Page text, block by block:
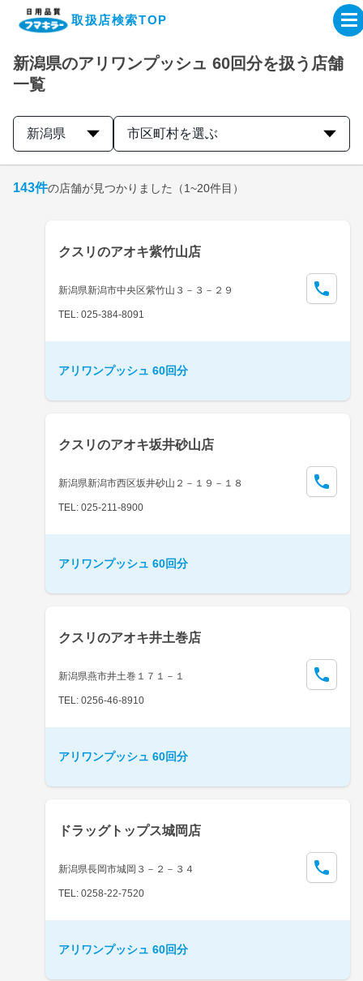
取扱店検索TOP
企業・IR情報サイト
製品情報サイト
取扱店検索はこちら
新潟県のアリワンプッシュ 60回分を扱う店舗
一覧
新潟県 市区町村を選ぶ
143件の店舗が見つかりました （1~20件目）
クスリのアオキ紫竹山店
新潟県新潟市中央区紫竹山３－３－２９
TEL: 025-384-8091
アリワンプッシュ 60回分
クスリのアオキ坂井砂山店
新潟県新潟市西区坂井砂山２－１９－１８
TEL: 025-211-8900
アリワンプッシュ 60回分
クスリのアオキ井土巻店
新潟県燕市井土巻１７１－１
TEL: 0256-46-8910
アリワンプッシュ 60回分
ドラッグトップス城岡店
新潟県長岡市城岡３－２－３４
TEL: 0258-22-7520
アリワンプッシュ 60回分